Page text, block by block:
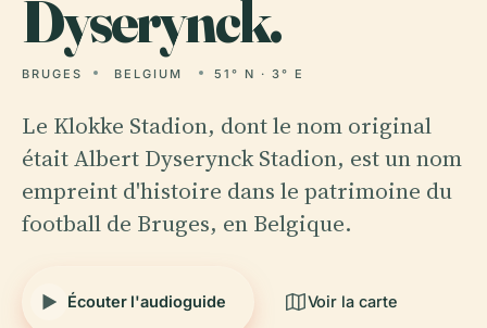
Dyserynck.
BRUGES BELGIUM 51° N · 3° E
Le Klokke Stadion, dont le nom original
était Albert Dyserynck Stadion, est un nom
empreint d'histoire dans le patrimoine du
football de Bruges, en Belgique.
Écouter l'audioguide Voir la carte